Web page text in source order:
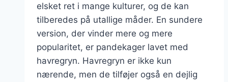
elsket ret i mange kulturer, og de kan
tilberedes på utallige måder. En sundere
version, der vinder mere og mere
popularitet, er pandekager lavet med
havregryn. Havregryn er ikke kun
nærende, men de tilføjer også en dejlig